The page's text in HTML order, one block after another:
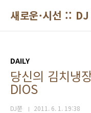
새로운·시선 ::
DAILY
당신의 김치냉
DIOS
DJ쭌 2011. 6. 1. 19:38